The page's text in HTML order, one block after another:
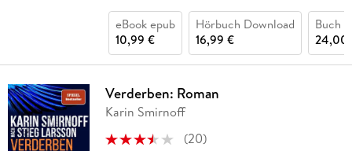
eBook epub
10,99 €
Hörbuch Download
16,99 €
Buch
24,00
Verderben: Roman
Karin Smirnoff
(20)